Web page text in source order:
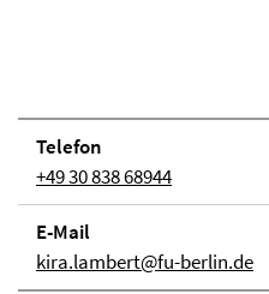
Telefon
+49 30 838 68944
E-Mail
kira.lambert@fu-berlin.de